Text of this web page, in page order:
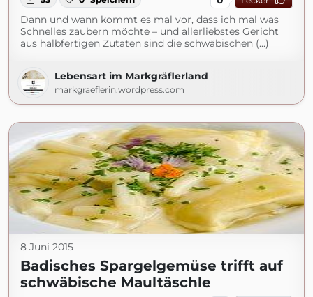
Dann und wann kommt es mal vor, dass ich mal was
Schnelles zaubern möchte – und allerliebstes Gericht
aus halbfertigen Zutaten sind die schwäbischen (...)
Lebensart im Markgräflerland
markgraeflerin.wordpress.com
8 Juni 2015
Badisches Spargelgemüse trifft auf
schwäbische Maultäschle